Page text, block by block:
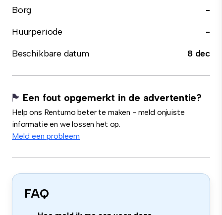
Borg
-
Huurperiode
-
Beschikbare datum
8 dec
Een fout opgemerkt in de advertentie?
Help ons Rentumo beter te maken - meld onjuiste
informatie en we lossen het op.
Meld een probleem
FAQ